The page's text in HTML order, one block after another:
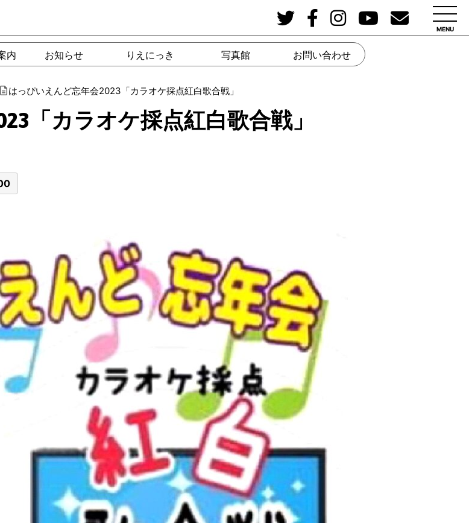
MENU
内 お知らせ りえにっき 写真館 お問い合わせ
はっぴいえんど忘年会2023「カラオケ採点紅白歌合戦」
「カラオケ採点紅白歌合戦」